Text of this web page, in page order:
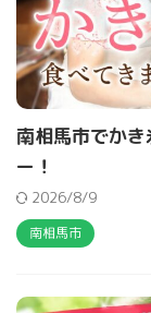
南相馬市でか
ー！
2026/8/9
南相馬市